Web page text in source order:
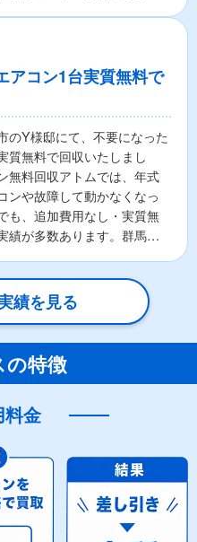
アコン1台実質無料で
のY様邸にて、不要になった
質無料で回収いたしまし
無料回収アトムでは、年式
ンや故障して動かなくなっ
も、追加費用なし・実質無
績が多数あります。群馬県
績を見る
の特徴
料金